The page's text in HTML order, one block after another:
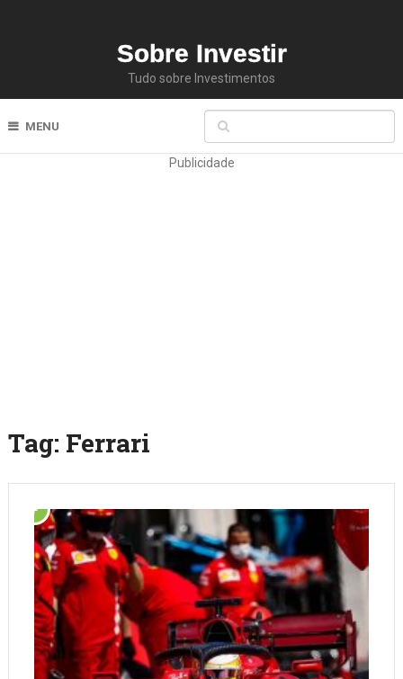
Sobre Investir
Tudo sobre Investimentos
MENU
Publicidade
Tag: Ferrari